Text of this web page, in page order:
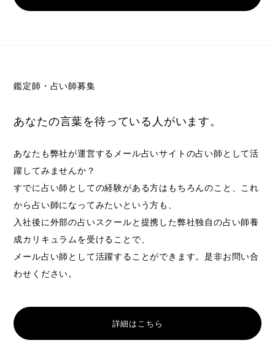
鑑定師・占い師募集
あなたの言葉を待っている人がいます。
あなたも弊社が運営するメール占いサイトの占い師として活
躍してみませんか？
すでに占い師としての経験がある方はもちろんのこと、これ
から占い師になってみたいという方も、
入社後に外部の占いスクールと提携した弊社独自の占い師養
成カリキュラムを受けることで、
メール占い師として活躍することができます。是非お問い合
わせください。
詳細はこちら